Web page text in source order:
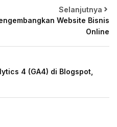
4 (GA4) di Blogspot,
Selanjutnya
Website Bisnis
Online